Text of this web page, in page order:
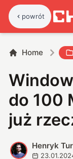
powrót
Home
do 100
już
H
Henryk Tur